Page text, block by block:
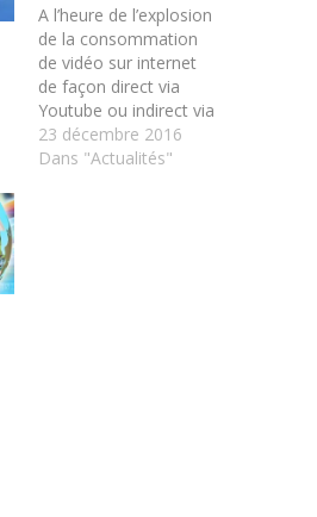
A l’heure de l’explosion
de la consommation
de vidéo sur internet
de façon direct via
Youtube ou indirect via
la consultation de son
mur Facebook, le
23 décembre 2016
Dans "Actualités"